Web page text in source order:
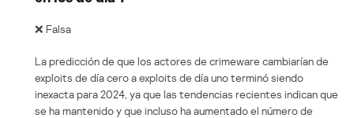
❌ Falsa
La predicción de que los actores de crimeware cambiarían de
exploits de día cero a exploits de día uno terminó siendo
inexacta para 2024, ya que las tendencias recientes indican que
se ha mantenido y que incluso ha aumentado el número de